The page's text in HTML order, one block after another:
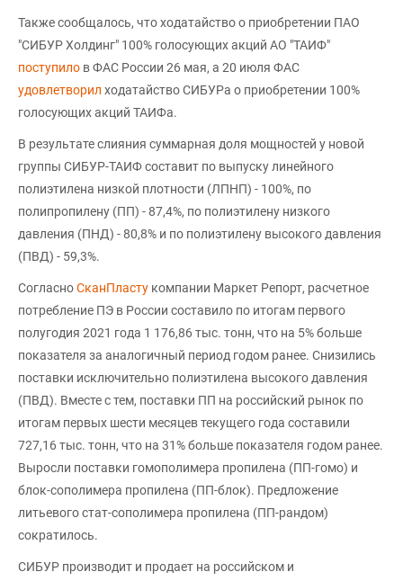
Также сообщалось, что ходатайство о приобретении ПАО
"СИБУР Холдинг" 100% голосующих акций АО "ТАИФ"
поступило в ФАС России 26 мая, а 20 июля ФАС
удовлетворил ходатайство СИБУРа о приобретении 100%
голосующих акций ТАИФа.
В результате слияния суммарная доля мощностей у новой
группы СИБУР-ТАИФ составит по выпуску линейного
полиэтилена низкой плотности (ЛПНП) - 100%, по
полипропилену (ПП) - 87,4%, по полиэтилену низкого
давления (ПНД) - 80,8% и по полиэтилену высокого давления
(ПВД) - 59,3%.
СогласноСканПласту компании Маркет Репорт, расчетное
потребление ПЭ в России составило по итогам первого
полугодия 2021 года 1 176,86 тыс. тонн, что на 5% больше
показателя за аналогичный период годом ранее. Снизились
поставки исключительно полиэтилена высокого давления
(ПВД). Вместе с тем, поставки ПП на российский рынок по
итогам первых шести месяцев текущего года составили
727,16 тыс. тонн, что на 31% больше показателя годом ранее.
Выросли поставки гомополимера пропилена (ПП-гомо) и
блок-сополимера пропилена (ПП-блок). Предложение
литьевого стат-сополимера пропилена (ПП-рандом)
сократилось.
СИБУР производит и продает на российском и